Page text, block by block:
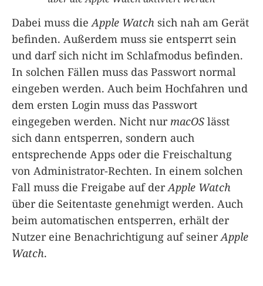
Dabei muss dieApple Watch sich nah am Gerät
befinden. Außerdem muss sie entsperrt sein
und darf sich nicht im Schlafmodus befinden.
In solchen Fällen muss das Passwort normal
eingeben werden. Auch beim Hochfahren und
dem ersten Login muss das Passwort
eingegeben werden. Nicht nur macOS lässt
sich dann entsperren, sondern auch
entsprechende Apps oder die Freischaltung
von Administrator-Rechten. In einem solchen
Fall muss die Freigabe auf derApple Watch
über die Seitentaste genehmigt werden. Auch
beim automatischen entsperren, erhält der
Nutzer eine Benachrichtigung auf seinerApple
Watch.